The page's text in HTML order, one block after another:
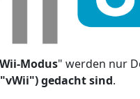
Modus" werden nur
gedacht sind.